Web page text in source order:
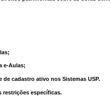
e-Aulas;
cadastro ativo nos Sistemas USP.
restrições específicas.